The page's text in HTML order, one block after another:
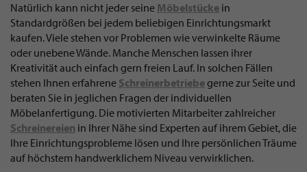
Natürlich kann nicht jeder seine Möbelstücke in
Standardgrößen bei jedem beliebigen Einrichtungsmarkt
kaufen. Viele stehen vor Problemen wie verwinkelte Räume
oder unebene Wände. Manche Menschen lassen ihrer
Kreativität auch einfach gern freien Lauf. In solchen Fällen
stehen Ihnen erfahrene Schreinerbetriebegerne zur Seite und
beraten Sie in jeglichen Fragen der individuellen
Möbelanfertigung. Die motivierten Mitarbeiter zahlreicher
Schreinereien in Ihrer Nähe sind Experten auf ihrem Gebiet, die
Ihre Einrichtungsprobleme lösen und Ihre persönlichen Träume
auf höchstem handwerklichem Niveau verwirklichen.